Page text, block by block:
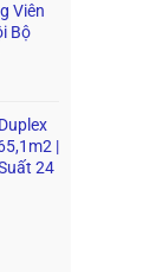
Viên
Bộ
|
24